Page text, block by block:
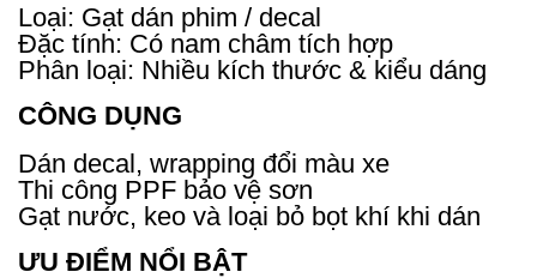
Loại: Gạt dán phim / decal
Đặc tính: Có nam châm tích hợp
Phân loại: Nhiều kích thước & kiểu dáng
CÔNG DỤNG
Dán decal, wrapping đổi màu xe
Thi công PPF bảo vệ sơn
Gạt nước, keo và loại bỏ bọt khí khi dán
ƯU ĐIỂM NỔI BẬT